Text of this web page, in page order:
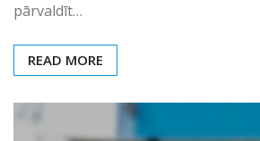
pārvaldīt…
READ MORE